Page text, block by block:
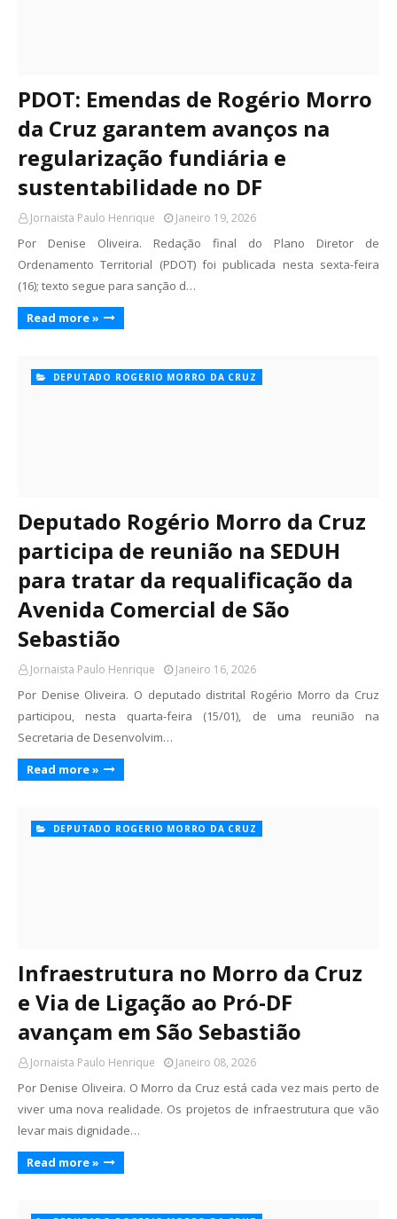
PDOT: Emendas de Rogério Morro
da Cruz garantem avanços na
regularização fundiária e
sustentabilidade no DF
Jornaista Paulo Henrique Janeiro 19, 2026
Por Denise Oliveira. Redação final do Plano Diretor de
Ordenamento Territorial (PDOT) foi publicada nesta sexta-feira
(16); texto segue para sanção d…
Read more »
DEPUTADO ROGERIO MORRO DA CRUZ
Deputado Rogério Morro da Cruz
participa de reunião na SEDUH
para tratar da requalificação da
Avenida Comercial de São
Sebastião
Jornaista Paulo Henrique Janeiro 16, 2026
Por Denise Oliveira. O deputado distrital Rogério Morro da Cruz
participou, nesta quarta-feira (15/01), de uma reunião na
Secretaria de Desenvolvim…
Read more »
DEPUTADO ROGERIO MORRO DA CRUZ
Infraestrutura no Morro da Cruz
e Via de Ligação ao Pró-DF
avançam em São Sebastião
Jornaista Paulo Henrique Janeiro 08, 2026
Por Denise Oliveira. O Morro da Cruz está cada vez mais perto de
viver uma nova realidade. Os projetos de infraestrutura que vão
levar mais dignidade…
Read more »